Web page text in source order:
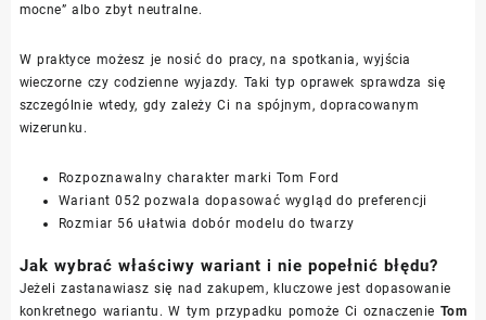
mocne” albo zbyt neutralne.
W praktyce możesz je nosić do pracy, na spotkania, wyjścia
wieczorne czy codzienne wyjazdy. Taki typ oprawek sprawdza się
szczególnie wtedy, gdy zależy Ci na spójnym, dopracowanym
wizerunku.
Rozpoznawalny charakter marki Tom Ford
Wariant 052 pozwala dopasować wygląd do preferencji
Rozmiar 56 ułatwia dobór modelu do twarzy
Jak wybrać właściwy wariant i nie popełnić błędu?
Jeżeli zastanawiasz się nad zakupem, kluczowe jest dopasowanie
konkretnego wariantu. W tym przypadku pomoże Ci oznaczenie Tom